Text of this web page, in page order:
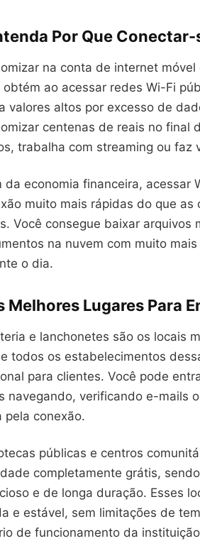
Por Que
na conta de internet
obtém ao acessar redes Wi-Fi
valores altos por excesso de
centenas de reais no final
trabalha com streaming ou faz
da economia financeira, acessar
muito mais rápidas do que
Você consegue baixar
na nuvem com muito
o dia.
Melhores Lugares Para
e lanchonetes são os locais
todos os estabelecimentos
para clientes. Você pode
navegando, verificando e-mails
pela conexão.
públicas e centros
completamente grátis,
e de longa duração. Esses
e estável, sem limitações de
de funcionamento da